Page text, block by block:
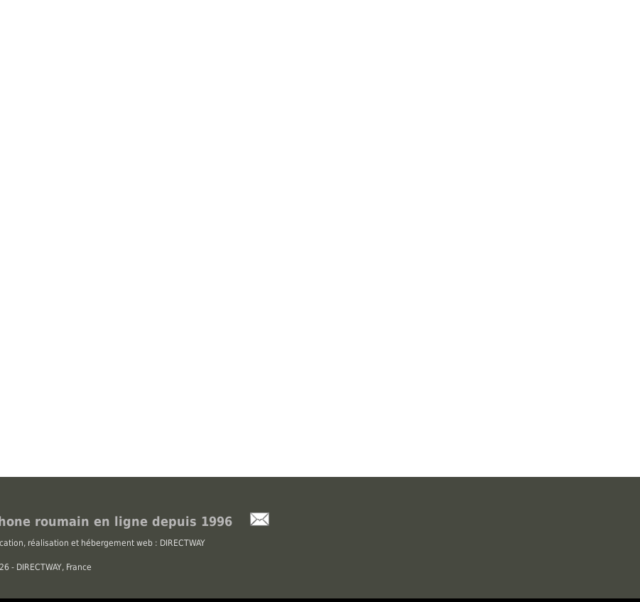
roumain en ligne depuis 1996
réalisation et hébergement web : DIRECTWAY
DIRECTWAY, France